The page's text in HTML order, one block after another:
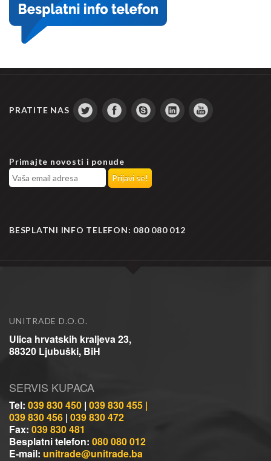
PRATITE NAS
Primajte novosti i ponude
BESPLATNI INFO TELEFON: 080 080 012
UNITRADE D.O.O.
Ulica hrvatskih kraljeva 23,
88320 Ljubuški, BiH
SERVIS KUPACA
Tel: 039 830 450 | 039 830 455 |
039 830 456 | 039 830 472
Fax: 039 830 481
Besplatni telefon: 080 080 012
E-mail: unitrade@unitrade.ba